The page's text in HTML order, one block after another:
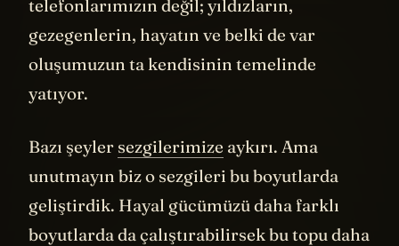
telefonlarımızın değil; yıldızların,
gezegenlerin, hayatın ve belki de var
oluşumuzun ta kendisinin temelinde
yatıyor.
Bazı şeyler sezgilerimize aykırı. Ama
unutmayın biz o sezgileri bu boyutlarda
geliştirdik. Hayal gücümüzü daha farklı